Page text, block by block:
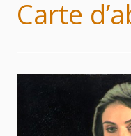
Carte